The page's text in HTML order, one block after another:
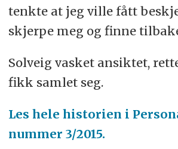
tenkte at jeg ville fått
skjerpe meg og finne
Solveig vasket ansiktet,
fikk samlet seg.
Les hele historien i
nummer 3/2015.